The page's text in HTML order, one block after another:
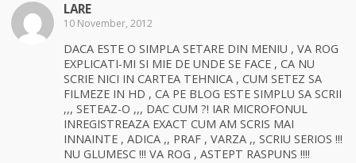
LARE
10 November, 2012
DACA ESTE O SIMPLA SETARE DIN MENIU , VA ROG
EXPLICATI-MI SI MIE DE UNDE SE FACE , CA NU
SCRIE NICI IN CARTEA TEHNICA , CUM SETEZ SA
FILMEZE IN HD , CA PE BLOG ESTE SIMPLU SA SCRII
,,, SETEAZ-O ,,, DAC CUM ?! IAR MICROFONUL
INREGISTREAZA EXACT CUM AM SCRIS MAI
INNAINTE , ADICA ,, PRAF , VARZA ,, SCRIU SERIOS !!!
NU GLUMESC !!! VA ROG , ASTEPT RASPUNS !!!!